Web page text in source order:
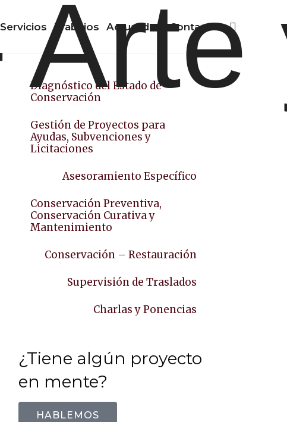
Servicios Trabajos Actualidad Contacto
Diagnóstico del Estado de
Conservación
Gestión de Proyectos para
Ayudas, Subvenciones y
Licitaciones
Asesoramiento Específico
Conservación Preventiva,
Conservación Curativa y
Mantenimiento
Conservación – Restauración
Supervisión de Traslados
Charlas y Ponencias
¿Tiene algún proyecto
en mente?
HABLEMOS